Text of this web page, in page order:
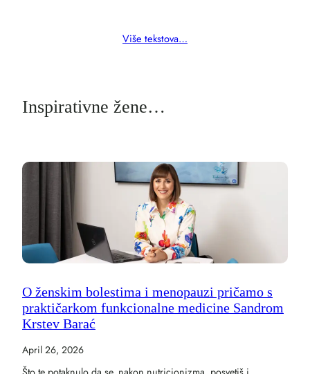
Više tekstova…
Inspirativne žene…
O ženskim bolestima i menopauzi pričamo s
praktičarkom funkcionalne medicine Sandrom
Krstev Barać
April 26, 2026